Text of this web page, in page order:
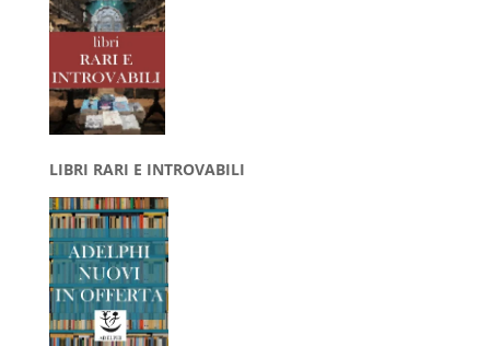
LIBRI RARI E INTROVABILI